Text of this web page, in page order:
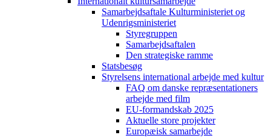
Samarbejdsaftale Kulturministeriet og
Udenrigsministeriet
Styregruppen
Samarbejdsaftalen
Den strategiske ramme
Statsbesøg
Styrelsens international arbejde med kultur
FAQ om danske repræsentationers
arbejde med film
EU-formandskab 2025
Aktuelle store projekter
Europæisk samarbejde